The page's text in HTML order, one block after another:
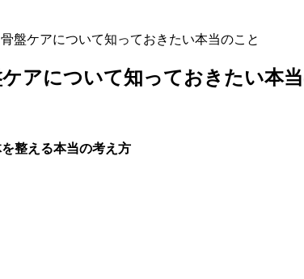
盤ケアについて知っておきたい本当のこと
アについて知っておきたい本
整える本当の考え方